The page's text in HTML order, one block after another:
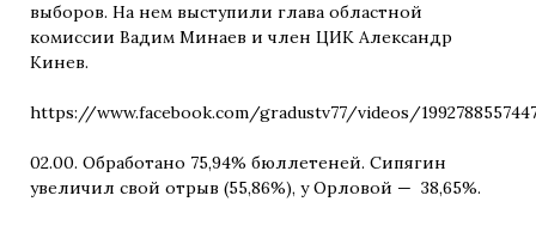
выборов. На нем выступили глава областной
комиссии Вадим Минаев и член ЦИК Александр
Кинев.
https://www.facebook.com/gradustv77/videos/
02.00. Обработано 75,94% бюллетеней. Сипягин
увеличил свой отрыв (55,86%), у Орловой — 38,65%.